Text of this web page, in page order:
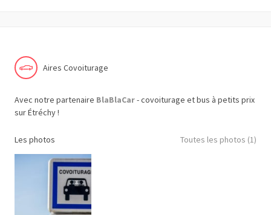
Aires Covoiturage
Avec notre partenaire BlaBlaCar- covoiturage et bus à petits prix
sur Étréchy !
Les photos Toutes les photos (1)